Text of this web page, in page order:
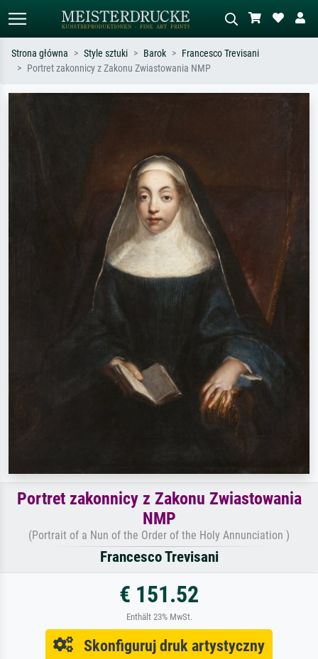
Opisz scenę – np. zielona łąka,
Strona główna Style sztuki Barok
Francesco Trevisani
Portret zakonnicy z Zakonu Zwiastowania NMP
Portret zakonnicy z Zakonu Zwiastowania
NMP
(Portrait of a Nun of the Order of the Holy Annunciation )
Francesco Trevisani
€ 151.52
Enthält 23% MwSt.
Skonfiguruj druk artystyczny